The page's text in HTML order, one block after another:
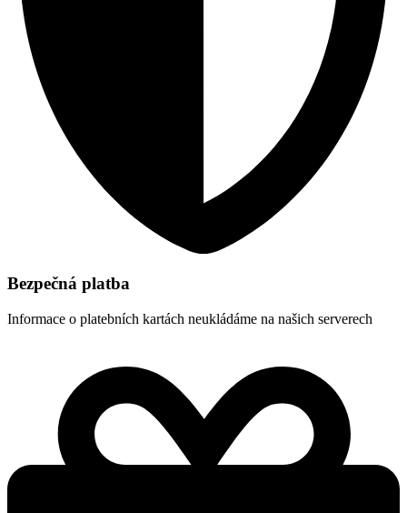
Bezpečná platba
Informace o platebních kartách neukládáme na našich serverech